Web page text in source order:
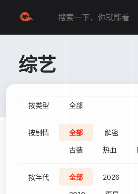
综艺
按类型 全部
按剧情 全部 解密
古装 热血
按年代 全部 2026